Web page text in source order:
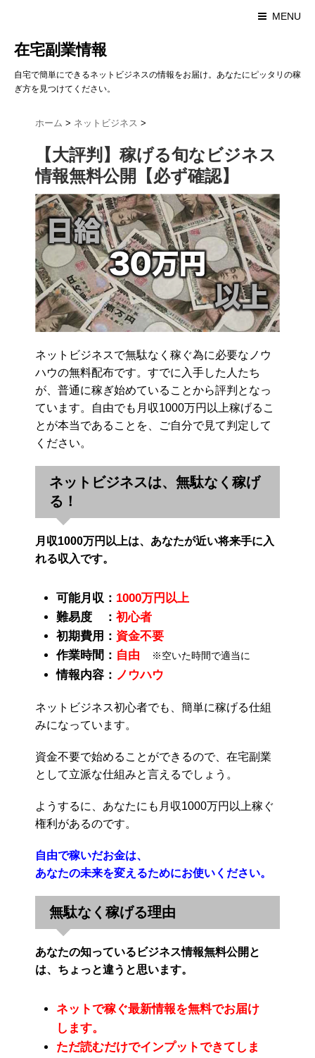
MENU
在宅副業情報
自宅で簡単にできるネットビジネスの情報をお届け。あなたにピッタリの稼
ぎ方を見つけてください。
ホーム > ネットビジネス >
【大評判】稼げる旬なビジネス
情報無料公開【必ず確認】
ネットビジネスで無駄なく稼ぐ為に必要なノウ
ハウの無料配布です。すでに入手した人たち
が、普通に稼ぎ始めていることから評判となっ
ています。自由でも月収1000万円以上稼げるこ
とが本当であることを、ご自分で見て判定して
ください。
ネットビジネスは、無駄なく稼げ
る！
月収1000万円以上は、あなたが近い将来手に入
れる収入です。
可能月収： 1000万円以上
難易度 ： 初心者
初期費用： 資金不要
作業時間： 自由 ※空いた時間で適当に
情報内容： ノウハウ
ネットビジネス初心者でも、簡単に稼げる仕組
みになっています。
資金不要で始めることができるので、在宅副業
として立派な仕組みと言えるでしょう。
ようするに、あなたにも月収1000万円以上稼ぐ
権利があるのです。
自由で稼いだお金は、
あなたの未来を変えるためにお使いください。
無駄なく稼げる理由
あなたの知っているビジネス情報無料公開と
は、ちょっと違うと思います。
ネットで稼ぐ最新情報を無料でお届け
します。
ただ読むだけでインプットできてしま